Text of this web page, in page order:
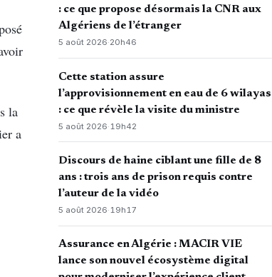
la
a
: ce que propose désormais la CNR aux
Algériens de l’étranger
5 août 2026·20h46
Cette station assure
l’approvisionnement en eau de 6 wilayas
: ce que révèle la visite du ministre
5 août 2026· 19h42
Discours de haine ciblant une fille de 8
ans : trois ans de prison requis contre
l’auteur de la vidéo
5 août 2026·19h17
Assurance en Algérie : MACIR VIE
lance son nouvel écosystème digital